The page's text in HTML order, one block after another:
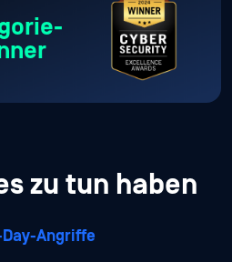
zu tun haben
Angriffe